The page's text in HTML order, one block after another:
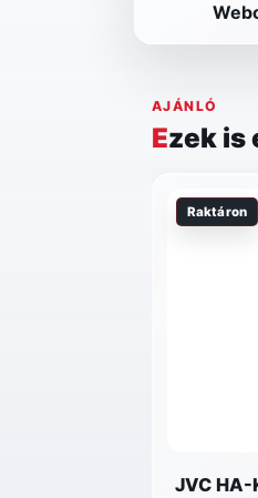
AJÁNLÓ
Ezek
Raktáron
JVC